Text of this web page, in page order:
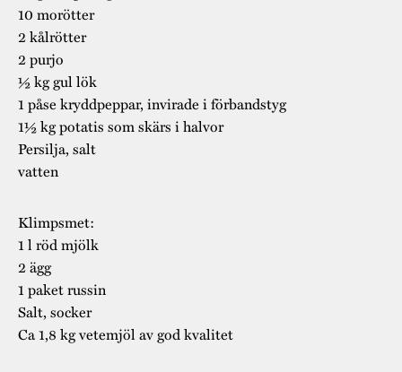
10 morötter
2 kålrötter
2 purjo
½ kg gul lök
1 påse kryddpeppar, invirade i förbandstyg
1½ kg potatis som skärs i halvor
Persilja, salt
vatten
Klimpsmet:
1 l röd mjölk
2 ägg
1 paket russin
Salt, socker
Ca 1,8 kg vetemjöl av god kvalitet